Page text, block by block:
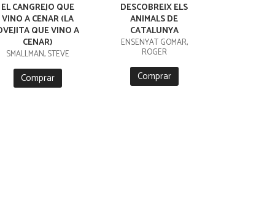
EL CANGREJO QUE
VINO A CENAR (LA
QUE VINO A
CENAR)
SMALLMAN, STEVE
Comprar
DESCOBREIX ELS
ANIMALS DE
CATALUNYA
ENSENYAT GOMAR,
ROGER
Comprar